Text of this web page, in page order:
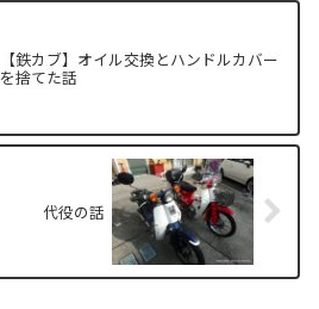
【鉄カブ】オイル交換とハンドルカバー
を捨てた話
代役の話